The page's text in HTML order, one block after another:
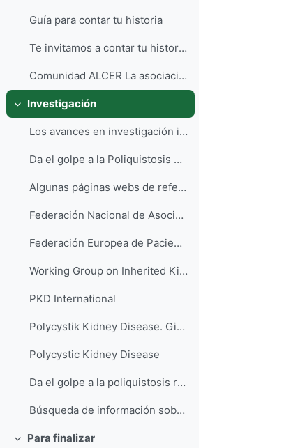
Guía para contar tu historia
Te invitamos a contar tu historia.
Comunidad ALCER La asociación ALCER tiene diferen...
Colapsar
Investigación
Los avances en investigación interesan muchos a lo...
Da el golpe a la Poliquistosis Renal Aquí puedes ...
Algunas páginas webs de referencia en materia de i...
Federación Nacional de Asociaciones para la Lucha Contra las Enfermedades del Riñón (ALCER)
Federación Europea de Pacientes con Enfermedades Renales Hereditarias (FEDERG
Working Group on Inherited Kidney Disorders (WGIKD)
PKD International
Polycystik Kidney Disease. Give the Bump
Polycystic Kidney Disease
Da el golpe a la poliquistosis renal
Búsqueda de información sobre ensayos clínicos Si...
Colapsar
Para finalizar